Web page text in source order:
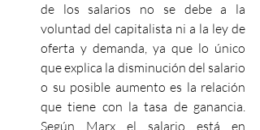
de los salarios no se debe a la
voluntad del capitalista ni a la ley de
oferta y demanda, ya que lo único
que explica la disminución del salario
o su posible aumento es la relación
que tiene con la tasa de ganancia.
Según Marx el salario está en